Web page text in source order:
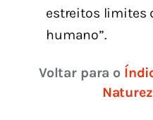
estreitos limites
humano”.
Voltar para o